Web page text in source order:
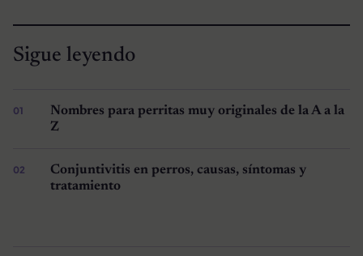
Sigue leyendo
Nombres para perritas muy originales de la A a la
Z
Conjuntivitis en perros, causas, síntomas y
tratamiento